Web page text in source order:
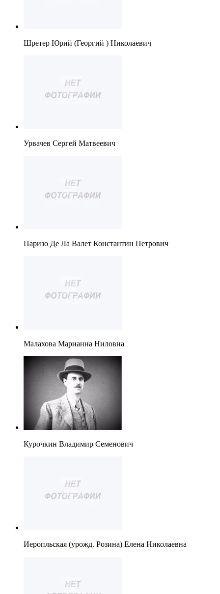
Шретер Юрий (Георгий ) Николаевич
Урвачев Сергей Матвеевич
Паризо Де Ла Валет Константин Петрович
Малахова Марианна Ниловна
Курочкин Владимир Семенович
Иеропльская (урожд. Розина) Елена Николаевна